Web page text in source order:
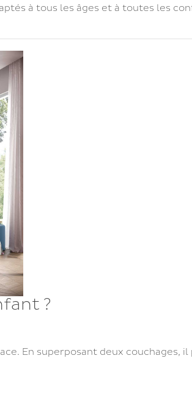
à tous les âges et à toutes les
?
En superposant deux couchages,